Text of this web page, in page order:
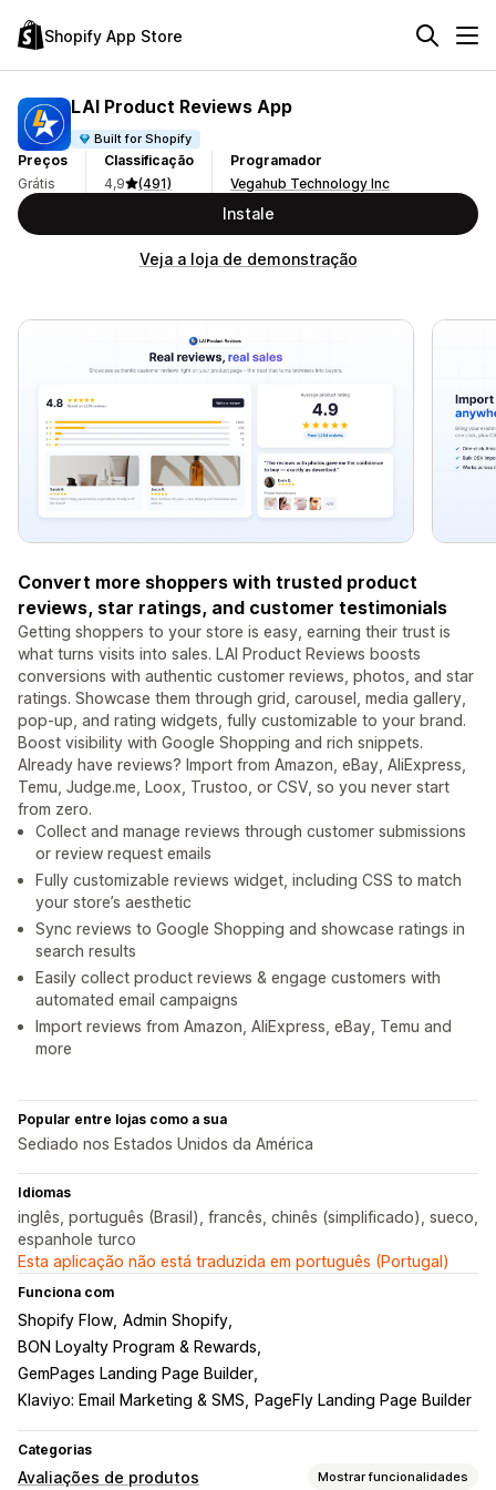
Shopify App Store
LAI Product Reviews App
Built for Shopify
Preços
Grátis
Classificação
4,9
(491)
Programador
Vegahub Technology Inc
Instale
Veja a loja de demonstração
Convert more shoppers with trusted product
reviews, star ratings, and customer testimonials
Getting shoppers to your store is easy, earning their trust is
what turns visits into sales. LAI Product Reviews boosts
conversions with authentic customer reviews, photos, and star
ratings. Showcase them through grid, carousel, media gallery,
pop-up, and rating widgets, fully customizable to your brand.
Boost visibility with Google Shopping and rich snippets.
Already have reviews? Import from Amazon, eBay, AliExpress,
Temu, Judge.me, Loox, Trustoo, or CSV, so you never start
from zero.
Collect and manage reviews through customer submissions
or review request emails
Fully customizable reviews widget, including CSS to match
your store’s aesthetic
Sync reviews to Google Shopping and showcase ratings in
search results
Easily collect product reviews & engage customers with
automated email campaigns
Import reviews from Amazon, AliExpress, eBay, Temu and
more
Popular entre lojas como a sua
Sediado nos Estados Unidos da América
Idiomas
inglês, português (Brasil), francês, chinês (simplificado), sueco,
espanhole turco
Esta aplicação não está traduzida em português (Portugal)
Funciona com
Shopify Flow Admin Shopify
BON Loyalty Program & Rewards
GemPages Landing Page Builder
Klaviyo: Email Marketing & SMS
PageFly Landing Page Builder
Categorias
Avaliações de produtos Mostrar funcionalidades